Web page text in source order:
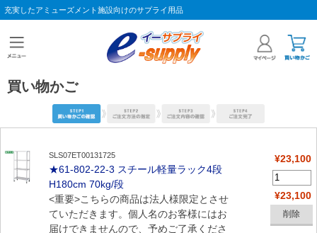
充実したアミューズメント施設向けのサプライ用品
買い物かご
SLS07ET00131725
★61-802-22-3 スチール軽量ラック4段
H180cm 70kg/段
<重要>こちらの商品は法人様限定とさせ
ていただきます。個人名のお客様にはお
届けできませんので、予めご了承くださ
¥23,100
¥23,100